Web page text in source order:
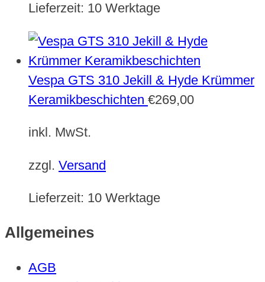
Lieferzeit: 10 Werktage
Vespa GTS 310 Jekill & Hyde Krümmer
Keramikbeschichten €269,00
inkl. MwSt.
zzgl. Versand
Lieferzeit: 10 Werktage
Allgemeines
AGB